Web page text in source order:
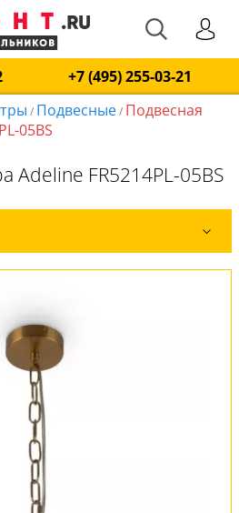
+7 (495) 255-03-21
/ Подвесные/ Подвесная
05BS
Adeline FR5214PL-05BS